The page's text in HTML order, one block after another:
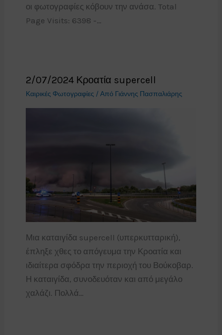
οι φωτογραφίες κόβουν την ανάσα. Total
Page Visits: 6398 -…
2/07/2024 Κροατία supercell
Καιρικές Φωτογραφίες / Από Γιάννης Πασπαλιάρης
Μια καταιγίδα supercell (υπερκυτταρική),
έπληξε χθες το απόγευμα την Κροατία και
ιδιαίτερα σφόδρα την περιοχή του Βούκοβαρ.
Η καταιγίδα, συνοδευόταν και από μεγάλο
χαλάζι. Πολλά…